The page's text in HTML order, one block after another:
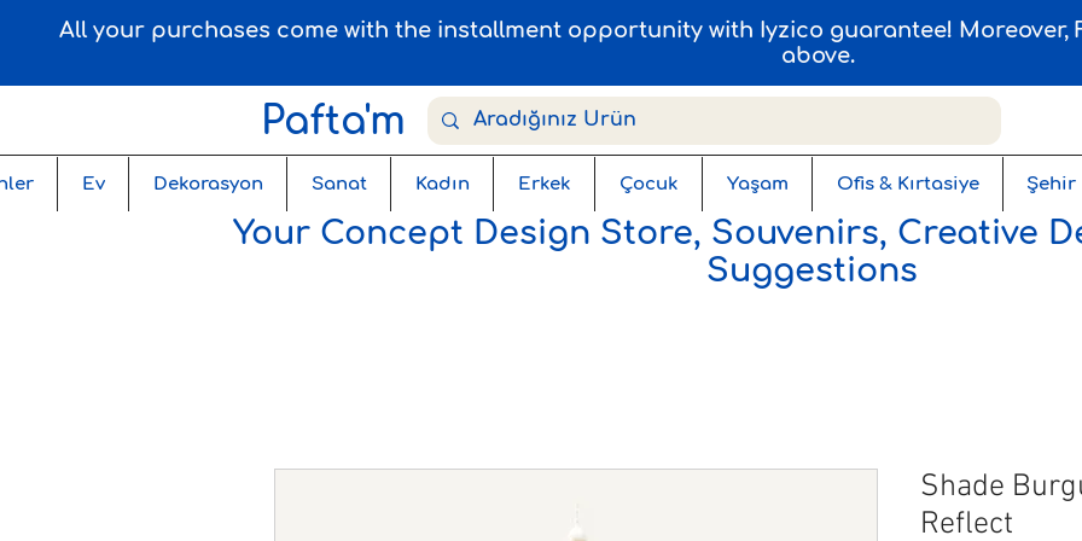
All your purchases come with the installment opportunity with Iyzico guarantee! Moreover,
above.
Pafta'm
Ev Dekorasyon Sanat Kadın Erkek Çocuk Yaşam Ofis & Kırtasiye Şehir
Your Concept Design Store, Souvenirs, Creative
Suggestions
Shade
Reflect